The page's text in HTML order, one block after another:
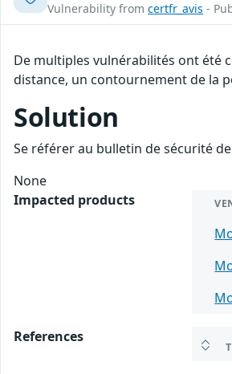
Vulnerability from certfr_avis -
De multiples vulnérabilités ont été
distance, un contournement de la
Solution
Se référer au bulletin de sécurité
None
Impacted products
References